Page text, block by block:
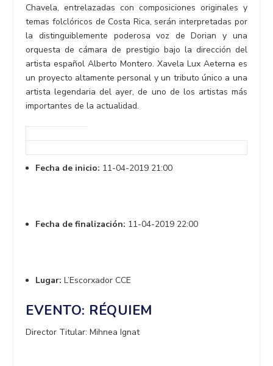
Chavela, entrelazadas con composiciones originales y
temas folclóricos de Costa Rica, serán interpretadas por
la distinguiblemente poderosa voz de Dorian y una
orquesta de cámara de prestigio bajo la dirección del
artista español Alberto Montero. Xavela Lux Aeterna es
un proyecto altamente personal y un tributo único a una
artista legendaria del ayer, de uno de los artistas más
importantes de la actualidad.
Fecha de inicio: 11-04-2019 21:00
Fecha de finalización: 11-04-2019 22:00
Lugar:L’Escorxador CCE
EVENTO: RÉQUIEM
Director Titular: Mihnea Ignat